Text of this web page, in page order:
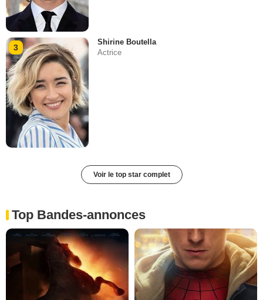
3
Shirine Boutella
Actrice
Voir le top star complet
Top Bandes-annonces